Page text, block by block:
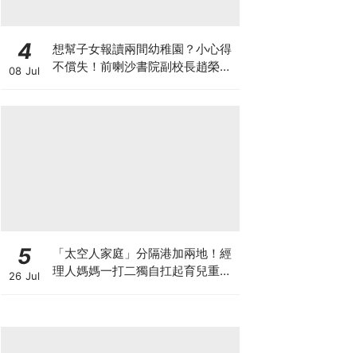
4
08 Jul
想幫子女報讀兩間幼稚園？小心得
不償失！前喇沙書院副校長趙榮
5
26 Jul
「太空人家庭」分隔港加兩地！經
理人媽媽一打二獨自扛起育兒重